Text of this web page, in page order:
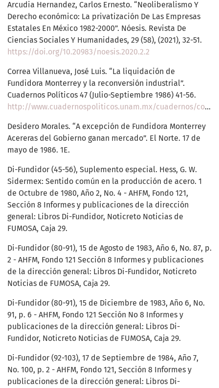
Arcudia Hernandez, Carlos Ernesto. “Neoliberalismo Y
Derecho económico: La privatización De Las Empresas
Estatales En México 1982-2000”. Nóesis. Revista De
Ciencias Sociales Y Humanidades, 29 (58), (2021), 32-51.
https://doi.org/10.20983/noesis.2020.2.2
Correa Villanueva, José Luis. “La liquidación de
Fundidora Monterrey y la reconversión industrial”.
Cuadernos Políticos 47 (Julio-Septiembre 1986) 41-56.
http://www.cuadernospoliticos.unam.mx/cuadernos/contenido/CP.47/CP47.5.JoseLuisCorreaVillanueva.pdf
Desidero Morales. “A excepción de Fundidora Monterrey
Acereras del Gobierno ganan mercado”. El Norte. 17 de
mayo de 1986. 1E.
Di-Fundidor (45-56), Suplemento especial. Hess, G. W.
Sidermex: Sentido común en la producción de acero. 1
de Octubre de 1980, Año 2, No. 4 - AHFM, Fondo 121,
Sección 8 Informes y publicaciones de la dirección
general: Libros Di-Fundidor, Noticreto Noticias de
FUMOSA, Caja 29.
Di-Fundidor (80-91), 15 de Agosto de 1983, Año 6, No. 87, p.
2 - AHFM, Fondo 121 Sección 8 Informes y publicaciones
de la dirección general: Libros Di-Fundidor, Noticreto
Noticias de FUMOSA, Caja 29.
Di-Fundidor (80-91), 15 de Diciembre de 1983, Año 6, No.
91, p. 6 - AHFM, Fondo 121 Sección No 8 Informes y
publicaciones de la dirección general: Libros Di-
Fundidor, Noticreto Noticias de FUMOSA, Caja 29.
Di-Fundidor (92-103), 17 de Septiembre de 1984, Año 7,
No. 100, p. 2 - AHFM, Fondo 121, Sección 8 Informes y
publicaciones de la dirección general: Libros Di-